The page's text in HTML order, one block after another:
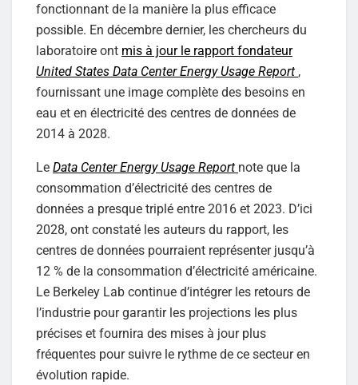
fonctionnant de la manière la plus efficace
possible. En décembre dernier, les chercheurs du
laboratoire ont mis à jour le rapport fondateur
United States Data Center Energy Usage Report ,
fournissant une image complète des besoins en
eau et en électricité des centres de données de
2014 à 2028.
Le Data Center Energy Usage Report note que la
consommation d’électricité des centres de
données a presque triplé entre 2016 et 2023. D’ici
2028, ont constaté les auteurs du rapport, les
centres de données pourraient représenter jusqu’à
12 % de la consommation d’électricité américaine.
Le Berkeley Lab continue d’intégrer les retours de
l’industrie pour garantir les projections les plus
précises et fournira des mises à jour plus
fréquentes pour suivre le rythme de ce secteur en
évolution rapide.